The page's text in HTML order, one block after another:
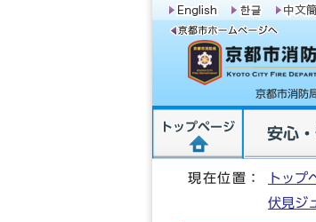
京都市消
トップページ 安心
現在位置： トップ
伏見ジ